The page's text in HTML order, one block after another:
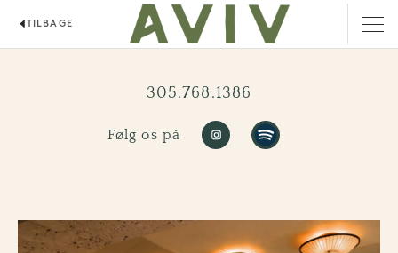
TILBAGE
305.768.1386
Følg os på